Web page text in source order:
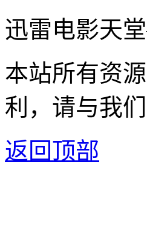
迅雷电影天
本站所有资
利，请与我
返回顶部